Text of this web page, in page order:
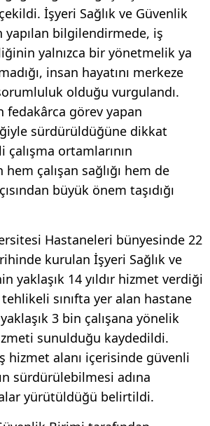
İşyeri Sağlık ve Güvenlik
yapılan bilgilendirmede, iş
yalnızca bir yönetmelik ya
insan hayatını merkeze
olduğu vurgulandı.
fedakârca görev yapan
sürdürüldüğüne dikkat
ortamlarının
hem çalışan sağlığı hem de
büyük önem taşıdığı
Hastaneleri bünyesinde 22
kurulan İşyeri Sağlık ve
yaklaşık 14 yıldır hizmet verdiği
sınıfta yer alan hastane
3 bin çalışana yönelik
sunulduğu kaydedildi.
hizmet alanı içerisinde güvenli
sürdürülebilmesi adına
yürütüldüğü belirtildi.